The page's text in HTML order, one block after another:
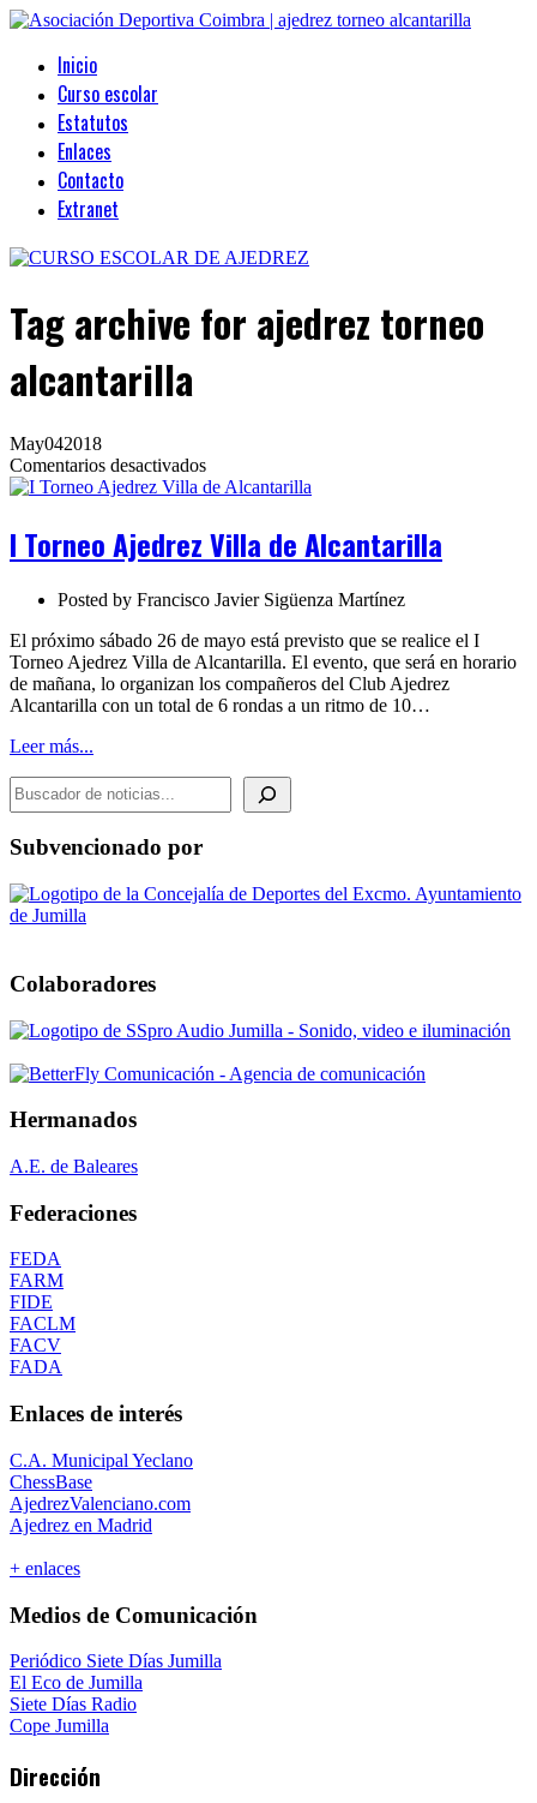
Inicio
Curso escolar
Estatutos
Enlaces
Contacto
Extranet
Tag archive for ajedrez torneo
alcantarilla
May042018
Comentarios desactivadosen
I
Villa
Alcantarilla
I Torneo Ajedrez Villa de Alcantarilla
Posted by Francisco Javier Sigüenza Martínez
El próximo sábado 26 de mayo está previsto que se realice el I
Torneo Ajedrez Villa de Alcantarilla. El evento, que será en horario
de mañana, lo organizan los compañeros del Club Ajedrez
Alcantarilla con un total de 6 rondas a un ritmo de 10…
Leer más...
BUSCADOR DE NOTICIAS
Subvencionado por
Colaboradores
Hermanados
A.E. de Baleares
Federaciones
FEDA
FARM
FIDE
FACLM
FACV
FADA
Enlaces de interés
C.A. Municipal Yeclano
ChessBase
AjedrezValenciano.com
Ajedrez en Madrid
+ enlaces
Medios de Comunicación
Periódico Siete Días Jumilla
El Eco de Jumilla
Siete Días Radio
Cope Jumilla
Dirección